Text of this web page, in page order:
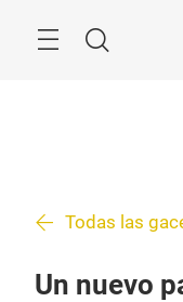
Buscar
Todas las
Un nuevo